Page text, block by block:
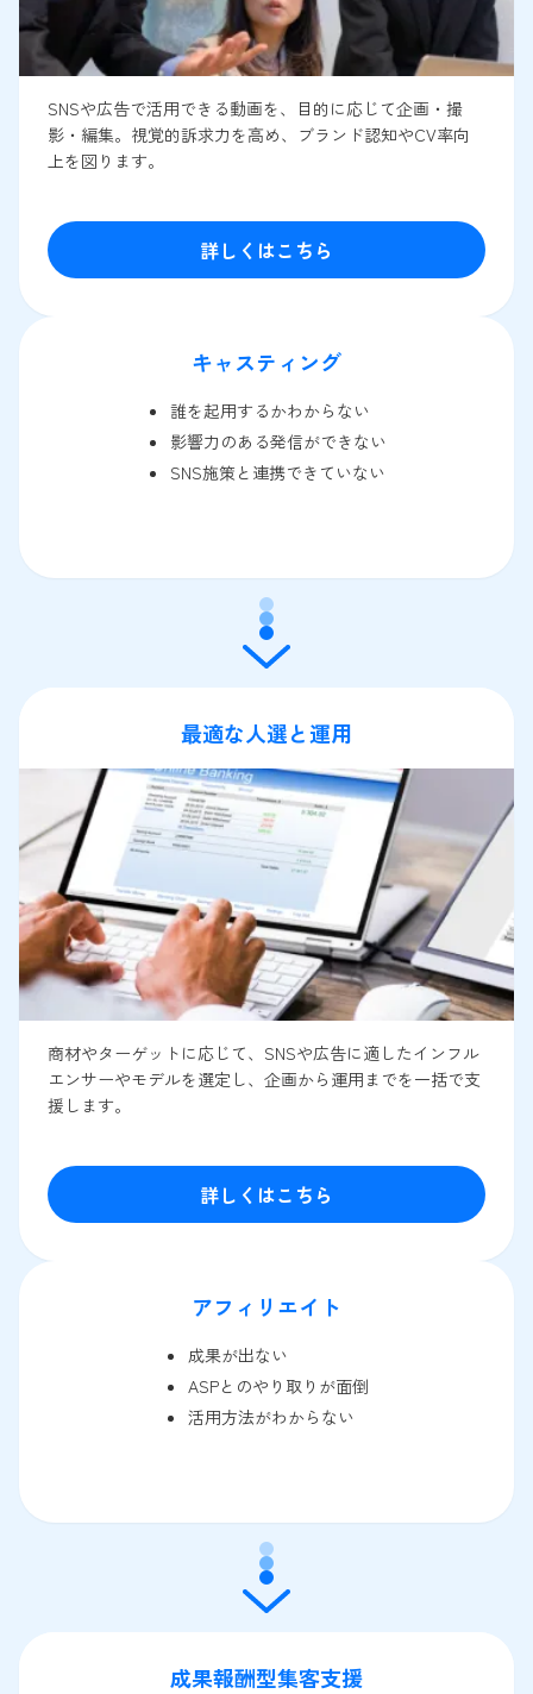
SNSや広告で活用できる動画を、目的に応じて企画・撮
影・編集。視覚的訴求力を高め、ブランド認知やCV率向
上を図ります。
詳しくはこちら
キャスティング
誰を起用するかわからない
影響力のある発信ができない
SNS施策と連携できていない
最適な人選と運用
商材やターゲットに応じて、SNSや広告に適したインフル
エンサーやモデルを選定し、企画から運用までを一括で支
援します。
詳しくはこちら
アフィリエイト
成果が出ない
ASPとのやり取りが面倒
活用方法がわからない
成果報酬型集客支援